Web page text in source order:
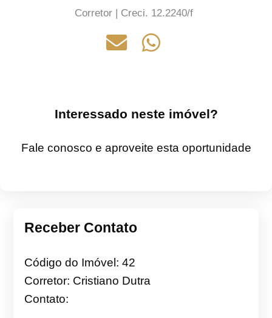
Corretor | Creci. 12.2240/f
Interessado neste imóvel?
Fale conosco e aproveite esta oportunidade
Receber Contato
Código do Imóvel: 42
Corretor: Cristiano Dutra
Contato: